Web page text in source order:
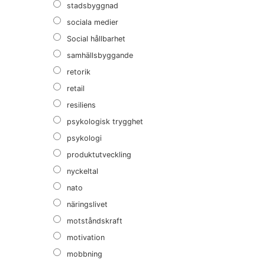
stadsbyggnad
sociala medier
Social hållbarhet
samhällsbyggande
retorik
retail
resiliens
psykologisk trygghet
psykologi
produktutveckling
nyckeltal
nato
näringslivet
motståndskraft
motivation
mobbning